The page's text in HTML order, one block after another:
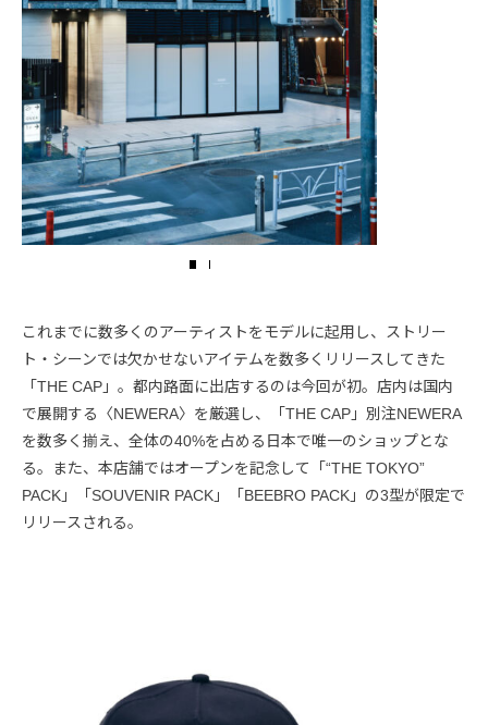
これまでに数多くのアーティストをモデルに起用し、ストリー
ト・シーンでは欠かせないアイテムを数多くリリースしてきた
「THE CAP」。都内路面に出店するのは今回が初。店内は国内
で展開する〈NEWERA〉を厳選し、「THE CAP」別注NEWERA
を数多く揃え、全体の40%を占める日本で唯一のショップとな
る。また、本店舗ではオープンを記念して「“THE TOKYO”
PACK」「SOUVENIR PACK」「BEEBRO PACK」の3型が限定で
リリースされる。